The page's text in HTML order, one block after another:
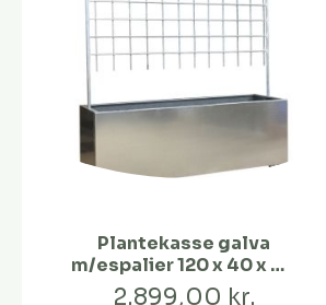
Plantekasse galva
m/espalier 120 x 40 x 40
cm
2.899,00 kr.